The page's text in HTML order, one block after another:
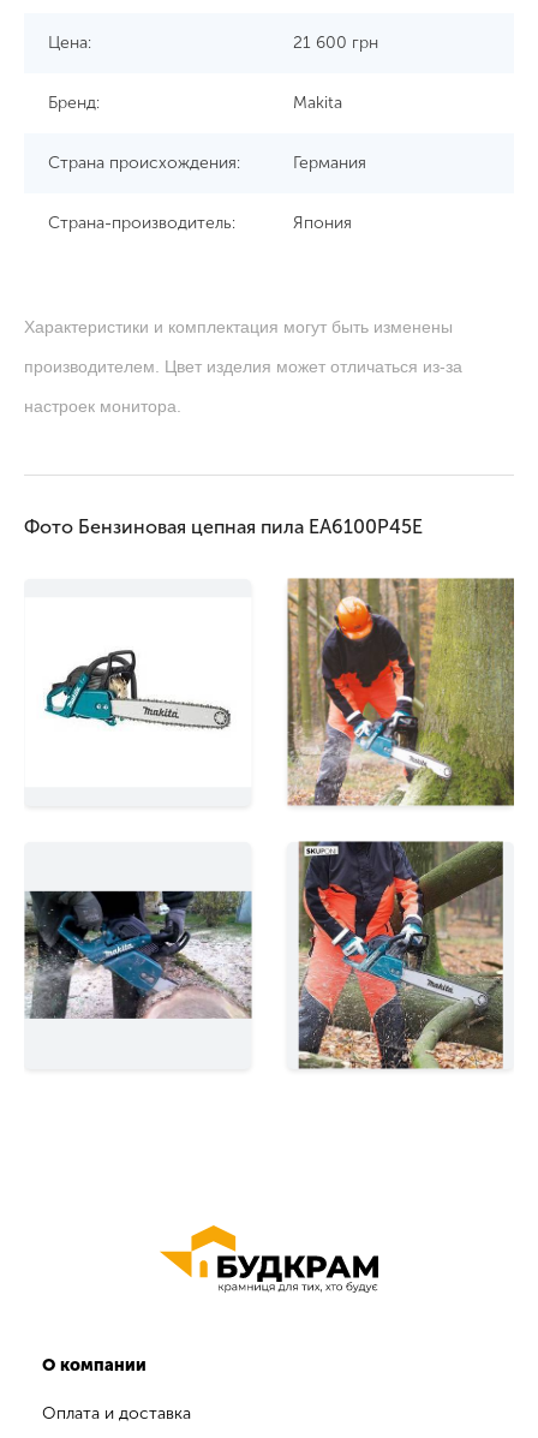
Цена: 21 600 грн
Бренд: Makita
Страна происхождения: Германия
Страна-производитель: Япония
Характеристики и комплектация могут быть изменены
производителем. Цвет изделия может отличаться из-за
настроек монитора.
Фото Бензиновая цепная пила EA6100P45E
О компании
Оплата и доставка